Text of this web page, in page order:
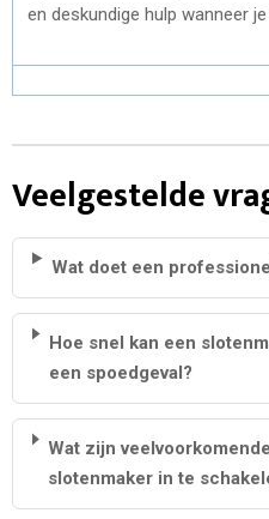
en deskundige hulp wanneer
Veelgestelde
Wat doet een
Hoe snel kan een
een spoedgeval?
Wat zijn
slotenmaker in te